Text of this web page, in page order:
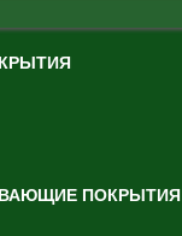
ПОКРЫТИЯ